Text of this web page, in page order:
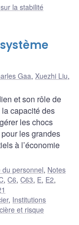
la stabilité
Gaa, Xuezhi Liu,
et son rôle de
capacité des
les chocs
les grandes
à l’économie
personnel, Notes
,C6,C63, E, E2,
, Institutions
et risque